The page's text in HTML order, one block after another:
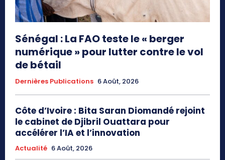
Sénégal : La FAO teste le « berger
numérique » pour lutter contre le vol
de bétail
Dernières Publications 6 Août, 2026
Côte d’Ivoire : Bita Saran Diomandé rejoint
le cabinet de Djibril Ouattara pour
accélérer l’IA et l’innovation
Actualité 6 Août, 2026